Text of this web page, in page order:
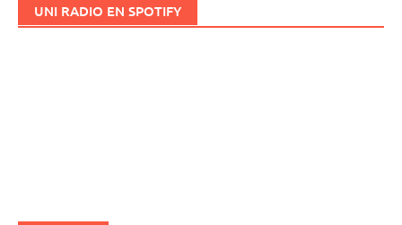
UNI RADIO EN SPOTIFY